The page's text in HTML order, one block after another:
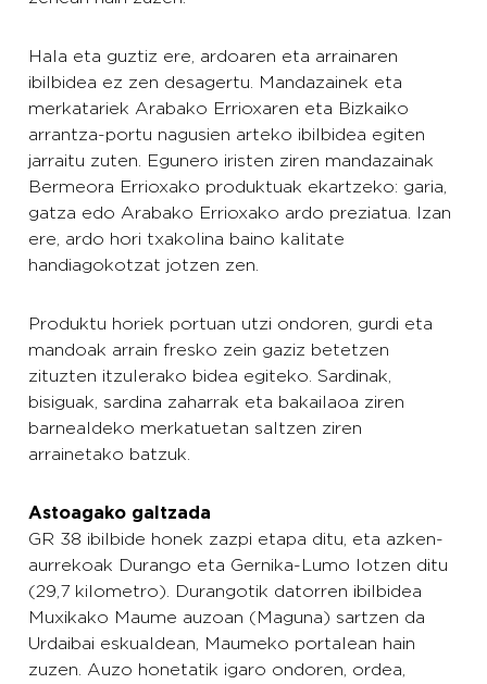
Hala eta guztiz ere, ardoaren eta arrainaren
ibilbidea ez zen desagertu. Mandazainek eta
merkatariek Arabako Errioxaren eta Bizkaiko
arrantza-portu nagusien arteko ibilbidea egiten
jarraitu zuten. Egunero iristen ziren mandazainak
Bermeora Errioxako produktuak ekartzeko: garia,
gatza edo Arabako Errioxako ardo preziatua. Izan
ere, ardo hori txakolina baino kalitate
handiagokotzat jotzen zen.
Produktu horiek portuan utzi ondoren, gurdi eta
mandoak arrain fresko zein gaziz betetzen
zituzten itzulerako bidea egiteko. Sardinak,
bisiguak, sardina zaharrak eta bakailaoa ziren
barnealdeko merkatuetan saltzen ziren
arrainetako batzuk.
Astoagako galtzada
GR 38 ibilbide honek zazpi etapa ditu, eta azken-
aurrekoak Durango eta Gernika-Lumo lotzen ditu
(29,7 kilometro). Durangotik datorren ibilbidea
Muxikako Maume auzoan (Maguna) sartzen da
Urdaibai eskualdean, Maumeko portalean hain
zuzen. Auzo honetatik igaro ondoren, ordea,